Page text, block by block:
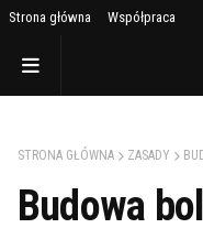
Strona główna Współpraca
STRONA GŁÓWNA ZASADY
Budowa